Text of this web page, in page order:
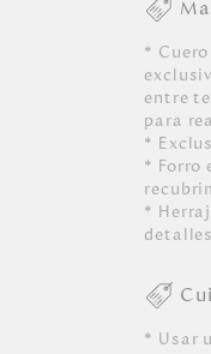
*
entre
para
*
* Forro
*
* Usar